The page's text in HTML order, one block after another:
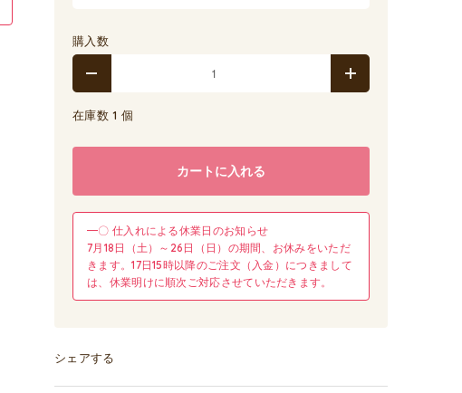
購入数
在庫数 1 個
カートに入れる
━〇 仕入れによる休業日のお知らせ
7月18日（土）～26日（日）の期間、お休みをいただ
きます。17日15時以降のご注文（入金）につきまして
は、休業明けに順次ご対応させていただきます。
シェアする